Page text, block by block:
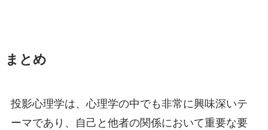
まとめ
投影心理学は、心理学の中でも非常に興味深いテ
ーマであり、自己と他者の関係において重要な要